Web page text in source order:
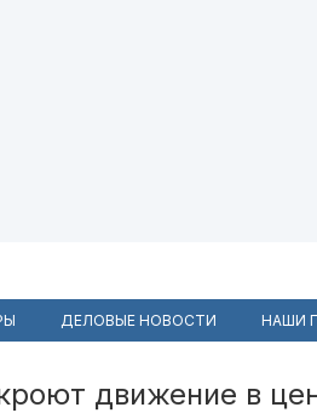
ДЕЛОВЫЕ НОВОСТИ НАШИ
движение в